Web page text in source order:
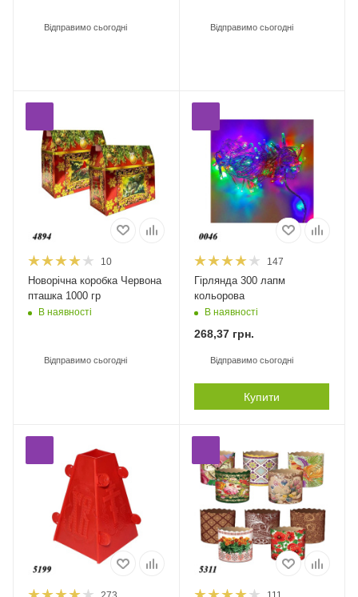
Відправимо сьогодні Відправимо сьогодні
10
Новорічна коробка Червона
пташка 1000 гр
В наявності
Відправимо сьогодні
147
Гірлянда 300 лапм
кольорова
В наявності
268,37грн.
Відправимо сьогодні
Купити